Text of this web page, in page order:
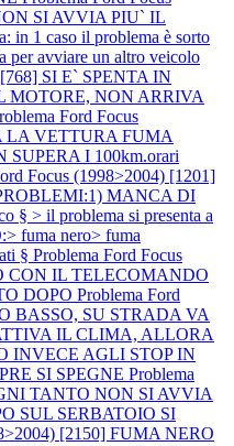
SI AVVIA PIU` IL
in 1 caso il problema è sorto
per avviare un altro veicolo
SI E` SPENTA IN
MOTORE, NON ARRIVA
Ford Focus
LA VETTURA FUMA
I 100km.orari
Focus (1998>2004) [1201]
MANCA DI
§ > il problema si presenta a
fuma nero> fuma
§ Problema Ford Focus
CON IL TELECOMANDO
DOPO Problema Ford
BASSO, SU STRADA VA
IL CLIMA, ALLORA
INVECE AGLI STOP IN
SI SPEGNE Problema
TANTO NON SI AVVIA
SUL SERBATOIO SI
[2150] FUMA NERO